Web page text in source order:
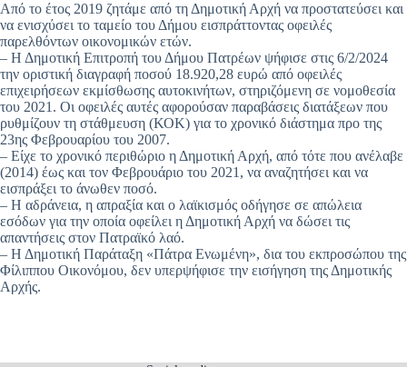
Από το έτος 2019 ζητάμε από τη Δημοτική Αρχή να προστατεύσει και
να ενισχύσει το ταμείο του Δήμου εισπράττοντας οφειλές
παρελθόντων οικονομικών ετών.
– Η Δημοτική Επιτροπή του Δήμου Πατρέων ψήφισε στις 6/2/2024
την οριστική διαγραφή ποσού 18.920,28 ευρώ από οφειλές
επιχειρήσεων εκμίσθωσης αυτοκινήτων, στηριζόμενη σε νομοθεσία
του 2021. Οι οφειλές αυτές αφορούσαν παραβάσεις διατάξεων που
ρυθμίζουν τη στάθμευση (ΚΟΚ) για το χρονικό διάστημα προ της
23ης Φεβρουαρίου του 2007.
– Είχε το χρονικό περιθώριο η Δημοτική Αρχή, από τότε που ανέλαβε
(2014) έως και τον Φεβρουάριο του 2021, να αναζητήσει και να
εισπράξει το άνωθεν ποσό.
– Η αδράνεια, η απραξία και ο λαϊκισμός οδήγησε σε απώλεια
εσόδων για την οποία οφείλει η Δημοτική Αρχή να δώσει τις
απαντήσεις στον Πατραϊκό λαό.
– Η Δημοτική Παράταξη «Πάτρα Ενωμένη», δια του εκπροσώπου της
Φίλιππου Οικονόμου, δεν υπερψήφισε την εισήγηση της Δημοτικής
Αρχής.